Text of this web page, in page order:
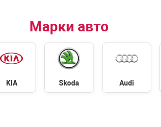
Марки авто
KIA Skoda Audi